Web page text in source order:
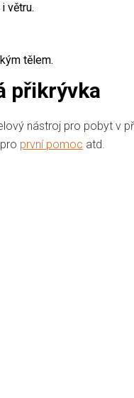
větru.
tělem.
přikrývka
nástroj pro pobyt v
první pomoc atd.